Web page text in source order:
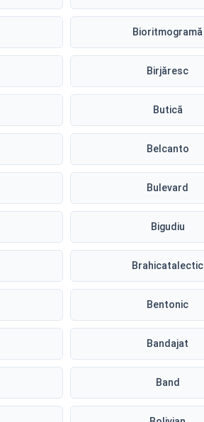
Bioritmogramă
Birjăresc
Butică
Belcanto
Bulevard
Bigudiu
Brahicatalectic
Bentonic
Bandajat
Band